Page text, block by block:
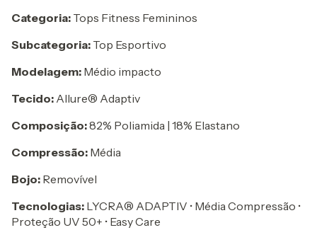
Categoria: Tops Fitness Femininos
Subcategoria: Top Esportivo
Modelagem: Médio impacto
Tecido: Allure® Adaptiv
Composição:82% Poliamida | 18% Elastano
Compressão: Média
Bojo: Removível
Tecnologias: LYCRA® ADAPTIV • Média Compressão •
Proteção UV 50+ • Easy Care